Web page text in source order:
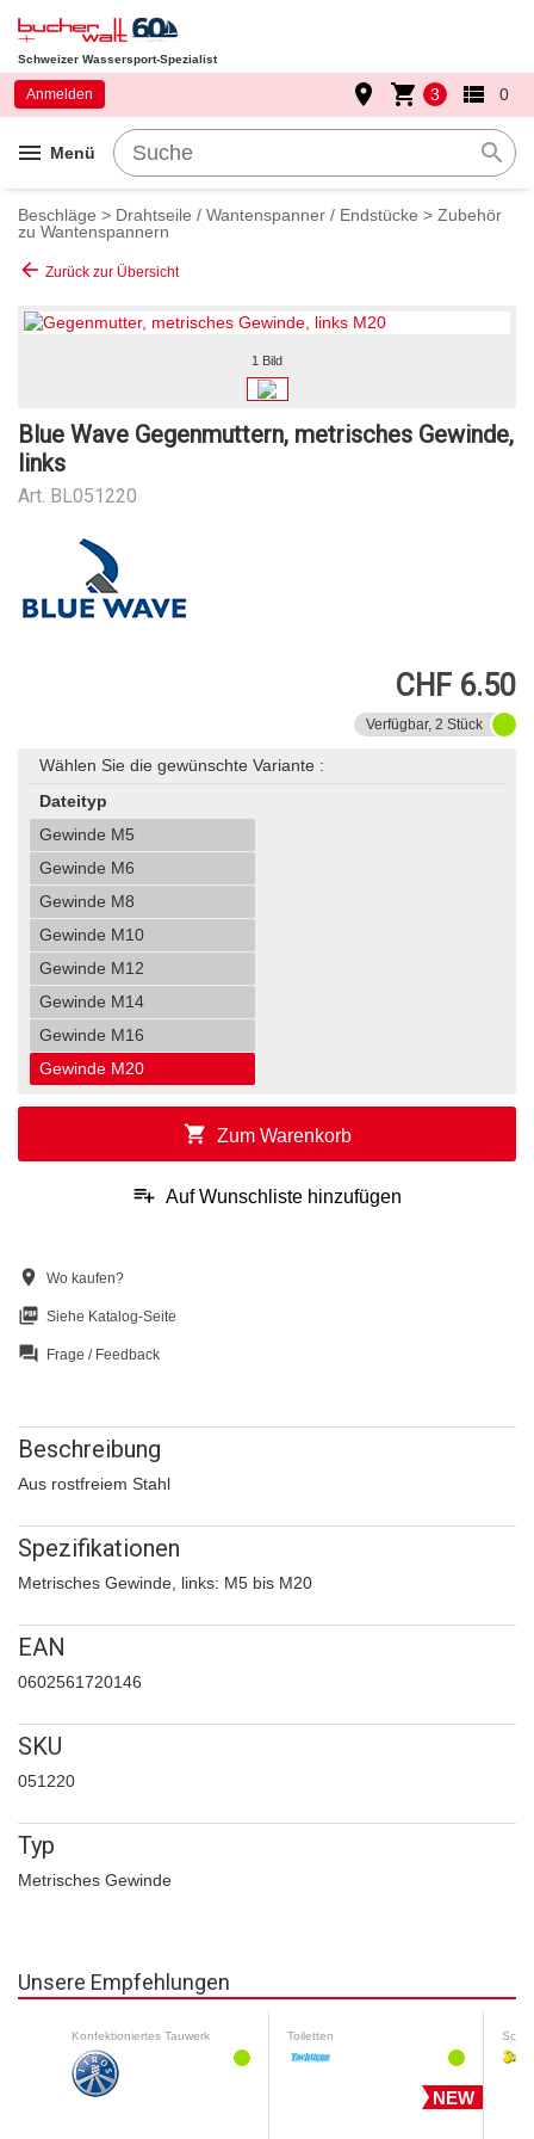
Schweizer Wassersport-Spezialist
menu Menü search
Anmelden place shopping_cart 3 view_list 0
Beschläge > Drahtseile / Wantenspanner / Endstücke > Zubehör
zu Wantenspannern
arrow_back Zurück zur Übersicht
1 Bild
Blue Wave Gegenmuttern, metrisches Gewinde,
links
Art. BL051220
CHF 6.50
Verfügbar, 2 Stück
Wählen Sie die gewünschte Variante :
Dateityp
Gewinde M5
Gewinde M6
Gewinde M8
Gewinde M10
Gewinde M12
Gewinde M14
Gewinde M16
Gewinde M20
shopping_cart Zum Warenkorb
playlist_add Auf Wunschliste hinzufügen
location_on Wo kaufen?
picture_as_pdf Siehe Katalog-Seite
question_answer Frage / Feedback
Beschreibung
Aus rostfreiem Stahl
Spezifikationen
Metrisches Gewinde, links: M5 bis M20
EAN
0602561720146
SKU
051220
Typ
Metrisches Gewinde
Unsere Empfehlungen
Konfektioniertes Tauwerk Toiletten
NEW